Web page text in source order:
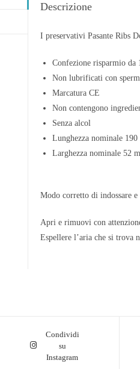
Descrizione
I preservativi Pasante Ribs
Confezione risparmio da
Non lubrificati con
Marcatura CE
Non contengono
Senza alcol
Lunghezza nominale 190
Larghezza nominale 52
Modo corretto di indossare
Apri e rimuovi con
Espellere l’aria che si trova
Condividi
su
Instagram